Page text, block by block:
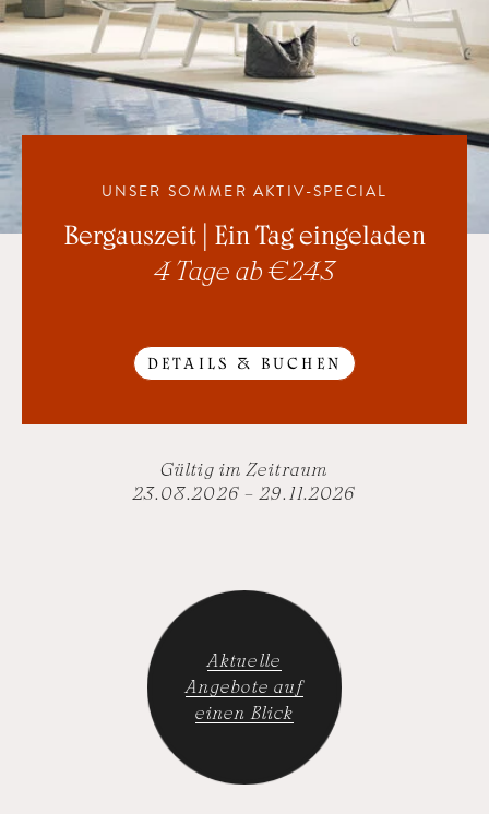
UNSER SOMMER AKTIV-SPECIAL
Bergauszeit | Ein Tag eingeladen
4 Tage ab € 243
DETAILS & BUCHEN
Gültig im Zeitraum
23.08.2026 – 29.11.2026
Aktuelle
Angebote auf
einen Blick